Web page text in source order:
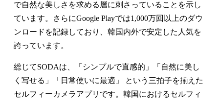
で自然な美しさを求める層に刺さっていることを示し
ています。さらにGoogle Playでは1,000万回以上のダウ
ンロードを記録しており、韓国内外で安定した人気を
誇っています。
総じてSODAは、「シンプルで直感的」「自然に美し
く写せる」「日常使いに最適」 という三拍子を揃えた
セルフィーカメラアプリです。韓国におけるセルフィ